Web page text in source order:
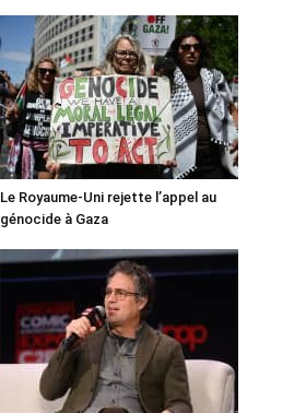
Le Royaume-Uni rejette l’appel au
génocide à Gaza